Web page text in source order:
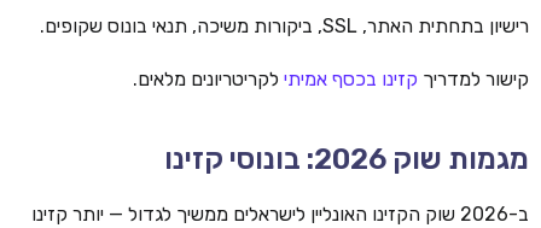
רישיון בתחתית האתר, SSL, ביקורות משיכה, תנאי בונוס שקופים.
קישור למדריך קזינו בכסף אמיתי לקריטריונים מלאים.
מגמות שוק 2026: בונוסי קזינו
ב-2026 שוק הקזינו האונליין לישראלים ממשיך לגדול — יותר קזינו